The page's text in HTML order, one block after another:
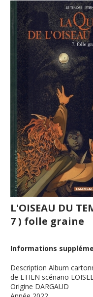
L'OISEAU DU
7 ) folle graine
Informations
Description Album
de ETIEN scénario
Origine DARGAUD